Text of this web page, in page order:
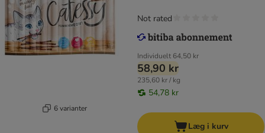
6 varianter
Individuelt 64,50 kr
58,90 kr
235,60 kr / kg
54,78 kr
Not rated
Læg i kurv